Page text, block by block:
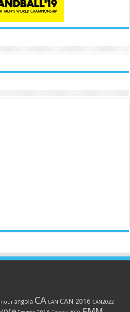
angola CA CAN CAN 2016 CAN2022